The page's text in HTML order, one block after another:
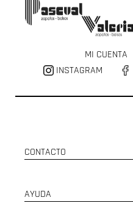
MI CUENTA
INSTAGRAM
CONTACTO
AYUDA